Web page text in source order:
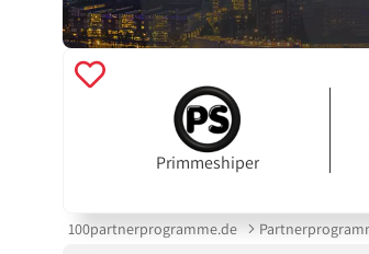
Primmeshiper
100partnerprogramme.de